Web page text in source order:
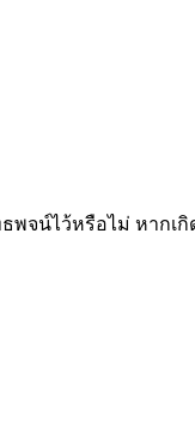
พจน์ไว้หรือไม่ หาก